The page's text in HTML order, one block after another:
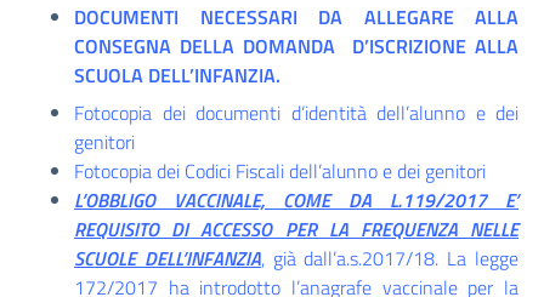
DOCUMENTI NECESSARI DA ALLEGARE ALLA
CONSEGNA DELLA DOMANDA D’ISCRIZIONE ALLA
SCUOLA DELL’INFANZIA.
Fotocopia dei documenti d’identità dell’alunno e dei
genitori
Fotocopia dei Codici Fiscali dell’alunno e dei genitori
L’OBBLIGO VACCINALE, COME DA L.119/2017 E’
REQUISITO DI ACCESSO PER LA FREQUENZA NELLE
SCUOLE DELL’INFANZIA, già dall’a.s.2017/18. La legge
172/2017 ha introdotto l’anagrafe vaccinale per la